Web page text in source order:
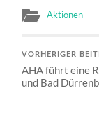
Aktionen
VORHERIGER
AHA führt eine
und Bad